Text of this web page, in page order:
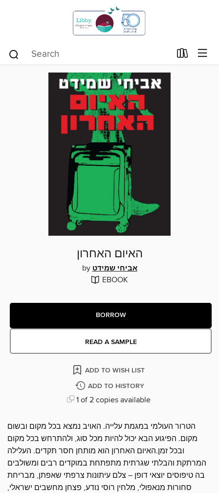
האיום האחרון
by אביחי שמידט
EBOOK
BORROW
READ A SAMPLE
ADD TO WISH LIST
ADD TO HISTORY
1 of 2 copies available
הטרור העולמי במגמת עלייה. האויב נמצא בכל מקום ובשום
מקום. הפיגוע הבא יכול להיות מכל סוג, ולהתרחש בכל מקום
ובכל זמן.האיום האחרון הוא מותחן חסר תקדים. העלילה
המרתקת והבלתי שגרתית מתפתחת במוקדים רבים ומשולבים
בה טיפוסים יוצאי דופן – צלם עיתונות צרפתי שאפתן, מבריחת
סחורות מנאפולי, מלחין רוסי נודע, פצחן מחשבים ישראלי,